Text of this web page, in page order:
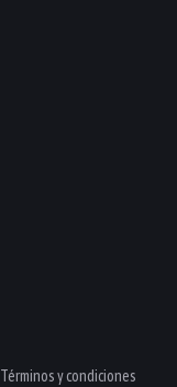
Términos y condiciones